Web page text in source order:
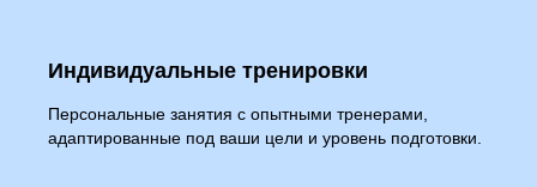
Индивидуальные тренировки
Персональные занятия с опытными тренерами,
адаптированные под ваши цели и уровень подготовки.